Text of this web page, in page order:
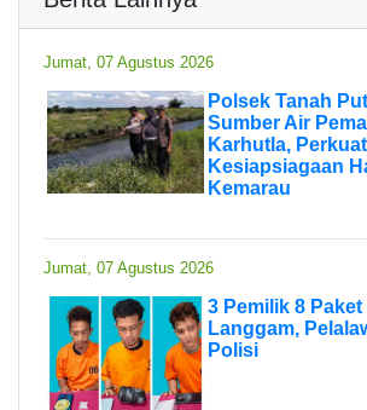
Jumat, 07 Agustus 2026
Polsek Tanah
Sumber Air
Karhutla, Perkuat
Kesiapsiagaan
Kemarau
Jumat, 07 Agustus 2026
3 Pemilik 8
Langgam,
Polisi